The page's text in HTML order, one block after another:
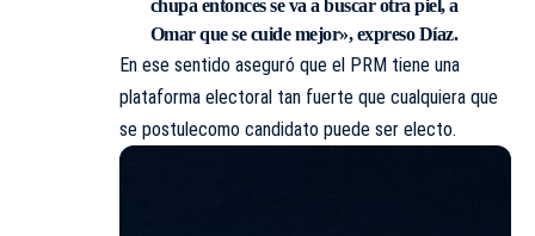
chupa entonces se va a buscar otra piel, a
Omar que se cuide mejor», expreso Díaz.
En ese sentido aseguró que el PRM tiene una
plataforma electoral tan fuerte que cualquiera que
se postulecomo candidato puede ser electo.